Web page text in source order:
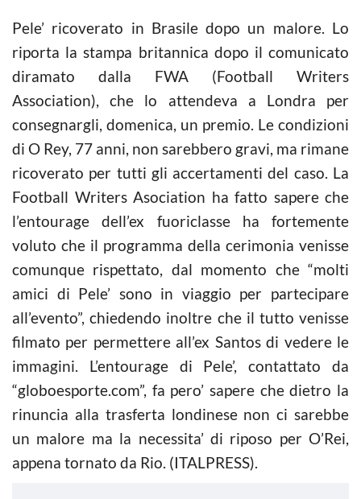
Pele’ ricoverato in Brasile dopo un malore. Lo
riporta la stampa britannica dopo il comunicato
diramato dalla FWA (Football Writers
Association), che lo attendeva a Londra per
consegnargli, domenica, un premio. Le condizioni
di O Rey, 77 anni, non sarebbero gravi, ma rimane
ricoverato per tutti gli accertamenti del caso. La
Football Writers Asociation ha fatto sapere che
l’entourage dell’ex fuoriclasse ha fortemente
voluto che il programma della cerimonia venisse
comunque rispettato, dal momento che “molti
amici di Pele’ sono in viaggio per partecipare
all’evento”, chiedendo inoltre che il tutto venisse
filmato per permettere all’ex Santos di vedere le
immagini. L’entourage di Pele’, contattato da
“globoesporte.com”, fa pero’ sapere che dietro la
rinuncia alla trasferta londinese non ci sarebbe
un malore ma la necessita’ di riposo per O’Rei,
appena tornato da Rio. (ITALPRESS).